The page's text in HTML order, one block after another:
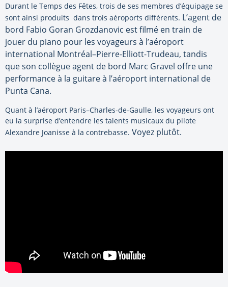
Durant le Temps des Fêtes, trois de ses membres d’équipage se
sont ainsi produits dans trois aéroports différents. L’agent de
bord Fabio Goran Grozdanovic est filmé en train de
jouer du piano pour les voyageurs à l’aéroport
international Montréal–Pierre-Elliott-Trudeau, tandis
que son collègue agent de bord Marc Gravel offre une
performance à la guitare à l’aéroport international de
Punta Cana.
Quant à l’aéroport Paris–Charles-de-Gaulle, les voyageurs ont
eu la surprise d’entendre les talents musicaux du pilote
Alexandre Joanisse à la contrebasse. Voyez plutôt.